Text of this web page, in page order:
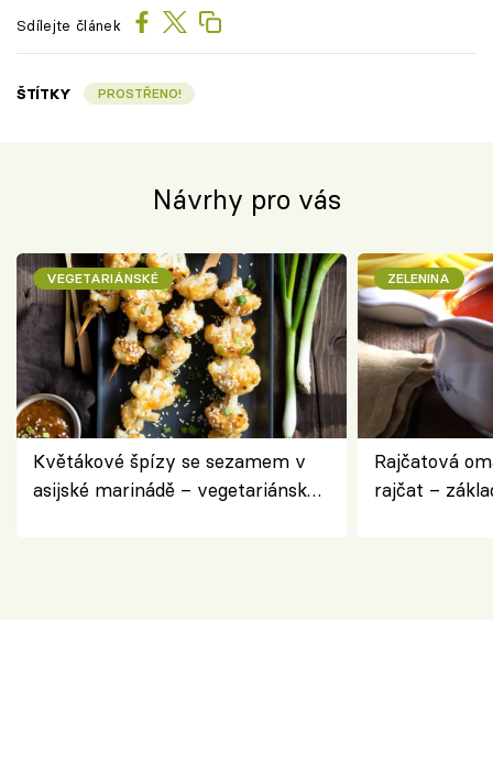
Sdílejte článek
ŠTÍTKY PROSTŘENO!
Návrhy pro vás
VEGETARIÁNSKÉ
Květákové špízy se sezamem v
asijské marinádě – vegetariánská
ZELENINA
Rajčatová
rajčat –